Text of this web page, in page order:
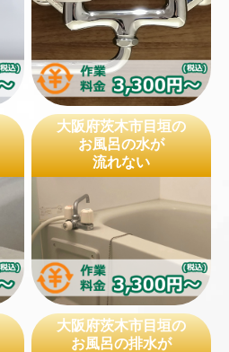
大阪府茨木市目垣の
お風呂の水が
流れない
大阪府茨木市目垣の
お風呂の排水が